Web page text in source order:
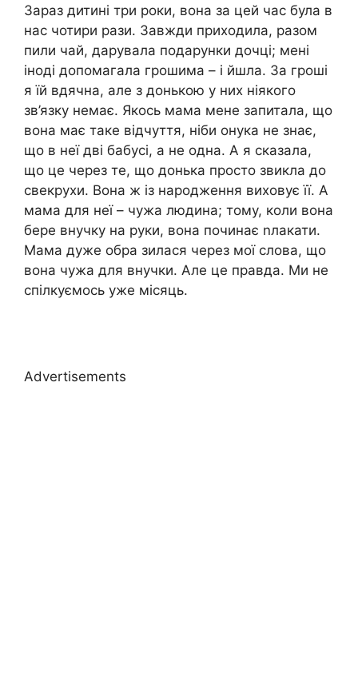
Зараз дитині три роки, вона за цей час була в
нас чотири рази. Завжди приходила, разом
пили чай, дарувала подарунки дочці; мені
іноді допомагала грошима – і йшла. За гроші
я їй вдячна, але з донькою у них ніякого
зв’язку немає. Якось мама мене запитала, що
вона має таке відчуття, ніби онука не знає,
що в неї дві бабусі, а не одна. А я сказала,
що це через те, що донька просто звикла до
свекрухи. Вона ж із народження виховує її. А
мама для неї – чужа людина; тому, коли вона
бере внучку на руки, вона починає nлакати.
Мама дуже обра зилася через мої слова, що
вона чужа для внучки. Але це правда. Ми не
спілкуємось уже місяць.
Advertisements